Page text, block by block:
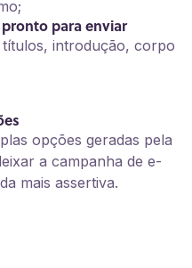
para enviar
títulos, introdução, corpo
opções geradas pela
a campanha de e-
mais assertiva.